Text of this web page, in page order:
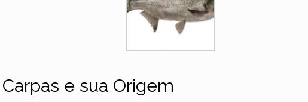
e sua Origem